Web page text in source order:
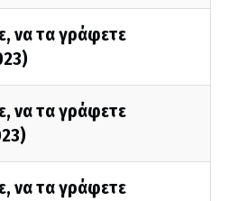
να τα γράφετε
να τα γράφετε
να τα γράφετε